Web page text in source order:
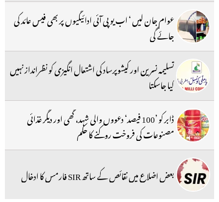
عوام جان لیں ‘ اب یو پی آئی ادائیگیوں پر بھی فیس عائد کی
جائے گی
تسلیمہ نسرین اور کیشوپرساد کی اشتعال انگیزی کو نظرانداز نہیں
کیا جاسکتا
ڈابر کو ’100 فیصد‘ دعووں والی شہد، گھی اور دیگر غذائی
مصنوعات کی فروخت روکنے کا حکم
بعض اضلاع میں نقائص کے ساتھ SIR فارمس کا ادخال